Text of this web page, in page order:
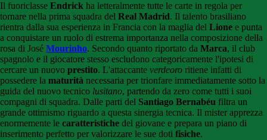
Il fuoriclasse Endrick ha letteralmente tutte le carte in regola per
tornare nella prima squadra del Real Madrid. Il talento brasiliano
rientra dalla sua esperienza in Francia con la maglia del Lione e punta
a conquistare un ruolo di estrema importanza nella composizione della
rosa di José Mourinho. Secondo quanto riportato da Marca, il club
spagnolo e il giocatore stesso escludono categoricamente l'ipotesi di
cercare un nuovo prestito. L'attaccante verdeoro ritiene infatti di
possedere la maturità necessaria per trionfare immediatamente sotto la
guida del nuovo tecnico lusitano, partendo da zero come tutti i suoi
compagni di squadra. Dalle parti del Santiago Bernabéu filtra un
grande ottimismo riguardo a questa sinergia tecnica. Il mister apprezza
enormemente le caratteristiche del giovane e prepara un piano di
inserimento perfetto per valorizzare le sue doti fisiche.